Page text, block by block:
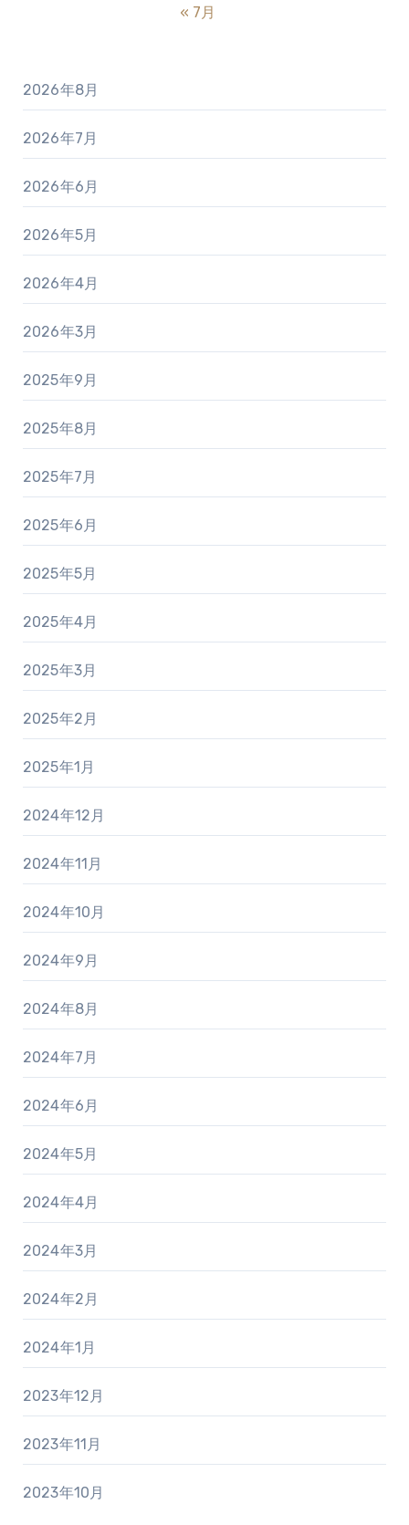
« 7月
2026年8月
2026年7月
2026年6月
2026年5月
2026年4月
2026年3月
2025年9月
2025年8月
2025年7月
2025年6月
2025年5月
2025年4月
2025年3月
2025年2月
2025年1月
2024年12月
2024年11月
2024年10月
2024年9月
2024年8月
2024年7月
2024年6月
2024年5月
2024年4月
2024年3月
2024年2月
2024年1月
2023年12月
2023年11月
2023年10月